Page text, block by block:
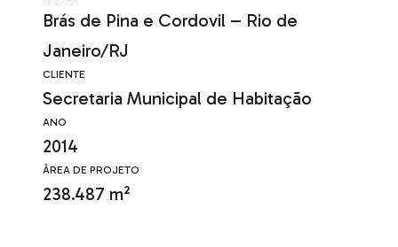
Brás de Pina e Cordovil – Rio de
Janeiro/RJ
CLIENTE
Secretaria Municipal de Habitação
ANO
2014
ÂREA DE PROJETO
238.487 m²